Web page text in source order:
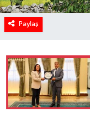
Paylaş